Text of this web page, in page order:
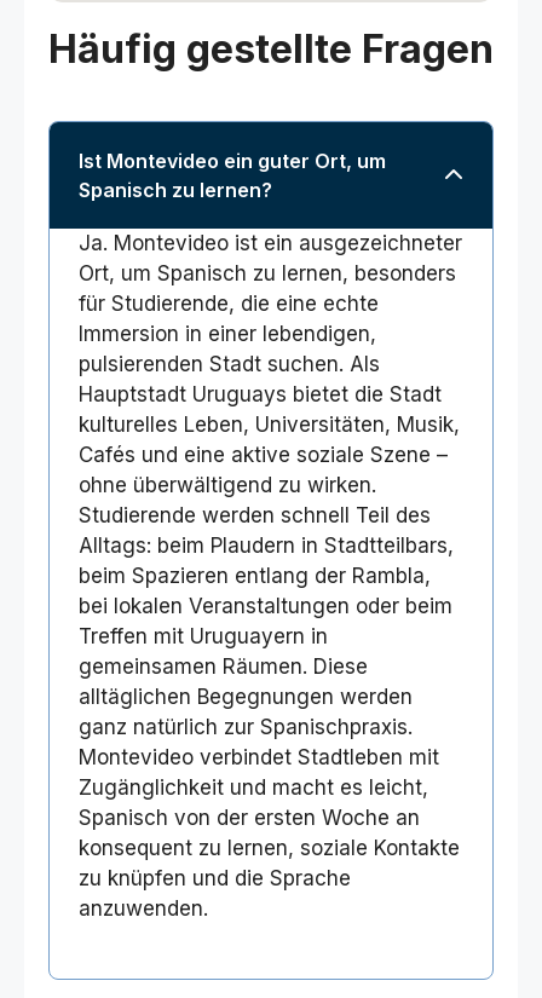
Häufig gestellte Fragen
Ist Montevideo ein guter Ort, um
Spanisch zu lernen?
Ja. Montevideo ist ein ausgezeichneter
Ort, um Spanisch zu lernen, besonders
für Studierende, die eine echte
Immersion in einer lebendigen,
pulsierenden Stadt suchen. Als
Hauptstadt Uruguays bietet die Stadt
kulturelles Leben, Universitäten, Musik,
Cafés und eine aktive soziale Szene –
ohne überwältigend zu wirken.
Studierende werden schnell Teil des
Alltags: beim Plaudern in Stadtteilbars,
beim Spazieren entlang der Rambla,
bei lokalen Veranstaltungen oder beim
Treffen mit Uruguayern in
gemeinsamen Räumen. Diese
alltäglichen Begegnungen werden
ganz natürlich zur Spanischpraxis.
Montevideo verbindet Stadtleben mit
Zugänglichkeit und macht es leicht,
Spanisch von der ersten Woche an
konsequent zu lernen, soziale Kontakte
zu knüpfen und die Sprache
anzuwenden.